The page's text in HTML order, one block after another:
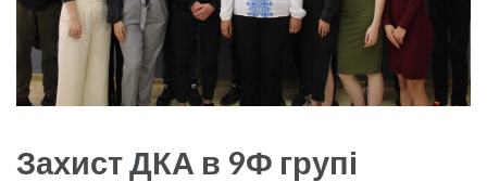
Захист ДКА в 9Ф групі